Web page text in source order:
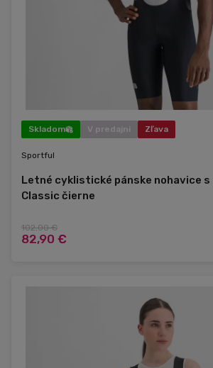
Skladom V predajni Zľava
Sportful
Letné cyklistické pánske nohavice
Classic čierne
102,00 €
82,90 €